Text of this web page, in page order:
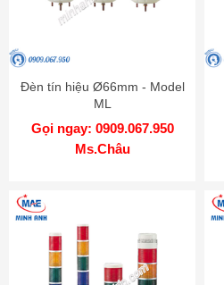
Đèn tín hiệu Ø66mm - Model
ML
Gọi ngay: 0909.067.950
Ms.Châu